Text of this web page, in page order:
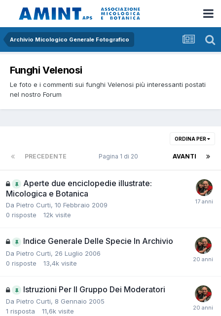
Archivio Micologico Generale Fotografico
Funghi Velenosi
Le foto e i commenti sui funghi Velenosi più interessanti postati
nel nostro Forum
ORDINA PER
PRECEDENTE AVANTI
Pagina 1 di 20
Aperte due enciclopedie illustrate:
Micologica e Botanica
Da Pietro Curti, 10 Febbraio 2009
0 risposte 12k visite
Indice Generale Delle Specie In Archivio
Da Pietro Curti, 26 Luglio 2006
0 risposte 13,4k visite
Istruzioni Per Il Gruppo Dei Moderatori
Da Pietro Curti, 8 Gennaio 2005
1 risposta 11,6k visite